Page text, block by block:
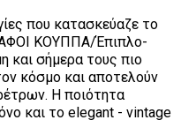
που κατασκεύαζε το
ΚΟΥΠΠΑ/Έπιπλο-
και σήμερα τους πιο
κόσμο και αποτελούν
Η ποιότητα
και το elegant - vintage